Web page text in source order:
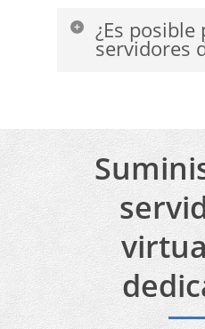
con Windows
datos de
¿Es
servidores